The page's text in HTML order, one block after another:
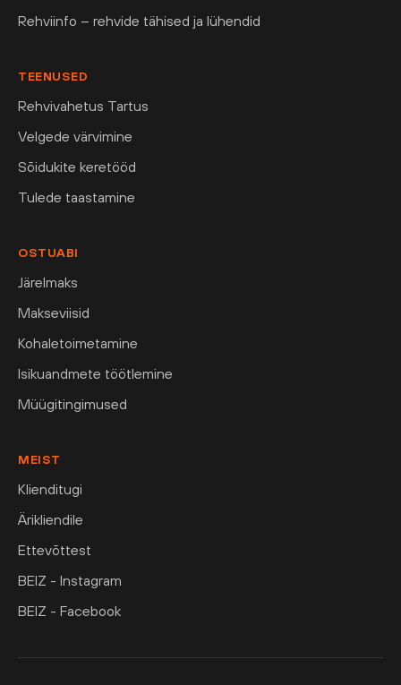
Rehviinfo – rehvide tähised ja lühendid
TEENUSED
Rehvivahetus Tartus
Velgede värvimine
Sõidukite keretööd
Tulede taastamine
OSTUABI
Järelmaks
Makseviisid
Kohaletoimetamine
Isikuandmete töötlemine
Müügitingimused
MEIST
Klienditugi
Ärikliendile
Ettevõttest
BEIZ - Instagram
BEIZ - Facebook